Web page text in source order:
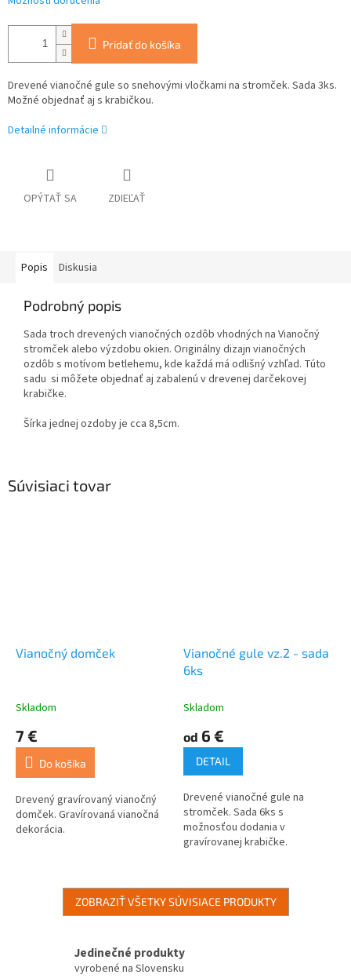
Pridať do košíka
Drevené vianočné gule so snehovými vločkami na stromček. Sada 3ks.
Možné objednať aj s krabičkou.
Detailné informácie
OPÝTAŤ SA ZDIEĽAŤ
Popis Diskusia
Podrobný popis
Sada troch drevených vianočných ozdôb vhodných na Vianočný
stromček alebo výzdobu okien. Originálny dizajn vianočných
ozdôb s motívom betlehemu, kde každá má odlišný vzhľad. Túto
sadu si môžete objednať aj zabalenú v drevenej darčekovej
krabičke.
Šírka jednej ozdoby je cca 8,5cm.
Súvisiaci tovar
Vianočný domček
Skladom
7 €
Do košíka
Drevený gravírovaný vianočný
domček. Gravírovaná vianočná
dekorácia.
Vianočné gule vz.2 - sada
6ks
Skladom
od 6 €
DETAIL
Drevené vianočné gule na
stromček. Sada 6ks s
možnosťou dodania v
gravírovanej krabičke.
ZOBRAZIŤ VŠETKY SÚVISIACE PRODUKTY
Jedinečné produkty
vyrobené na Slovensku